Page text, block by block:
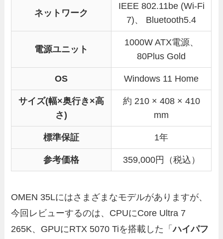
ネットワーク
IEEE 802.11be (Wi-Fi
7)、 Bluetooth5.4
電源ユニット
1000W ATX電源、
80Plus Gold
OS Windows 11 Home
サイズ(幅×奥行き×高
さ)
約 210 × 408 × 410
mm
標準保証 1年
参考価格 359,000円（税込）
OMEN 35Lにはさまざまなモデルがありますが、
今回レビューするのは、CPUにCore Ultra 7
265K、GPUにRTX 5070 Tiを搭載した「ハイパフ